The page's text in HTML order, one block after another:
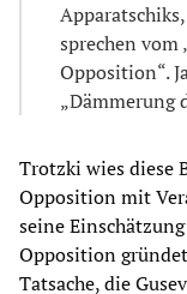
sprechen
Opposition“.
„Dämmerung
Trotzki wies diese
Opposition mit
seine
Opposition
Tatsache, die